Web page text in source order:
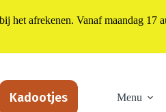
Kadootjes Menu
afrekenen. Vanaf maandag 17